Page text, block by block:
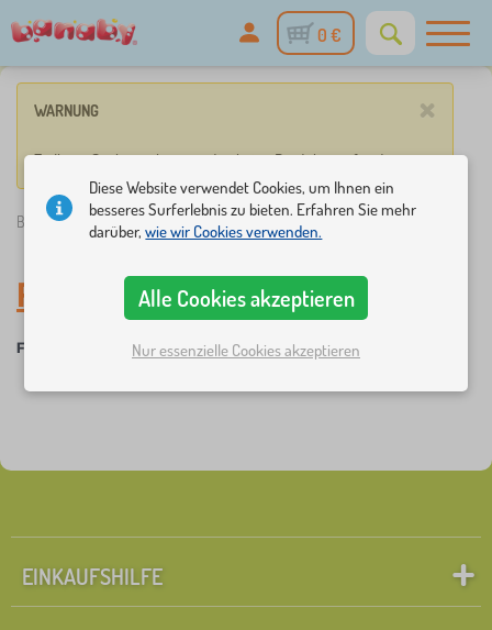
0 €
×
WARNUNG
Zu Ihren Suchangaben wurden keine Produkte gefunden.
Banaby.de » Möbel / Flur
Flur
Flur
EINKAUFSHILFE
Diese Website verwendet Cookies, um Ihnen ein
besseres Surferlebnis zu bieten. Erfahren Sie mehr
darüber,wie wir Cookies verwenden.
Alle Cookies akzeptieren
Nur essenzielle Cookies akzeptieren